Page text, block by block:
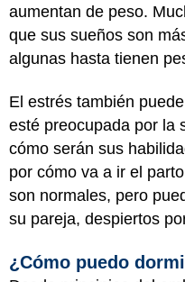
aumentan de peso.
que sus sueños son
algunas hasta tienen
El estrés también
esté preocupada por la
cómo serán sus
por cómo va a ir el
son normales, pero
su pareja, despiertos
¿Cómo puedo